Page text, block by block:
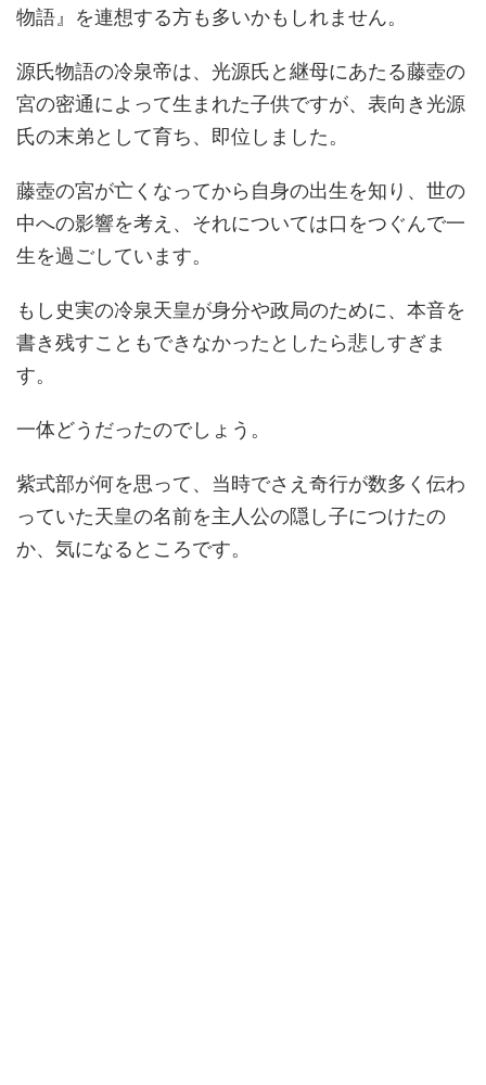
物語』を連想する方も多いかもしれません。
源氏物語の冷泉帝は、光源氏と継母にあたる藤壺の
宮の密通によって生まれた子供ですが、表向き光源
氏の末弟として育ち、即位しました。
藤壺の宮が亡くなってから自身の出生を知り、世の
中への影響を考え、それについては口をつぐんで一
生を過ごしています。
もし史実の冷泉天皇が身分や政局のために、本音を
書き残すこともできなかったとしたら悲しすぎま
す。
一体どうだったのでしょう。
紫式部が何を思って、当時でさえ奇行が数多く伝わ
っていた天皇の名前を主人公の隠し子につけたの
か、気になるところです。